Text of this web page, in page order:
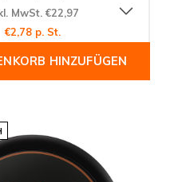
MwSt. €22,97
€2,78 p. St.
HINZUFÜGEN